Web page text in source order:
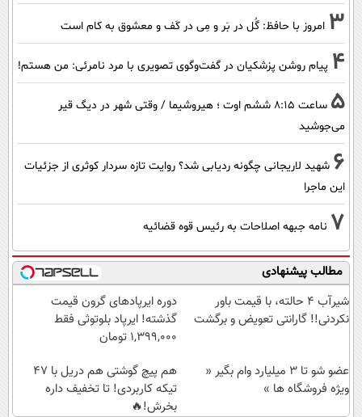
3 امروز با حافظ: گُل در بَر و مِی در کَف و معشوق به کام است
4 پیام روشن پزشکیان در گفت‌و‌گوی تصویری با مرد نامرئی: من هستم!
5
ساعت ۸:۱۵ ششم اوت ؛ هیروشیما / وقتی شهر در دیگ قیر
می‌جوشید
6 شهید لاریجانی چگونه ردیابی شد؟ روایت تازه سردار کوثری از جزئیات
این ماجرا
7 نامه جبهه اصلاحات به رئیس قوه قضائیه
مطالب پیشنهادی
شیر‌آب ۴ حالته، با قیمت باور
نکردنی!! گارانتی تعویض و برگشت
دوره ایرپاد‌های گرون قیمت
گذشته! ایرپاد بلوتوثی فقط
1,399,000 تومان
عضو شو تا 3 میلیارد وام بگیر «
ویژه فروشگاه ها »
هم پیچ گوشتی هم دریل با 47
تیکه کاربردی! تا تخفیف داره
بخرش!🔥